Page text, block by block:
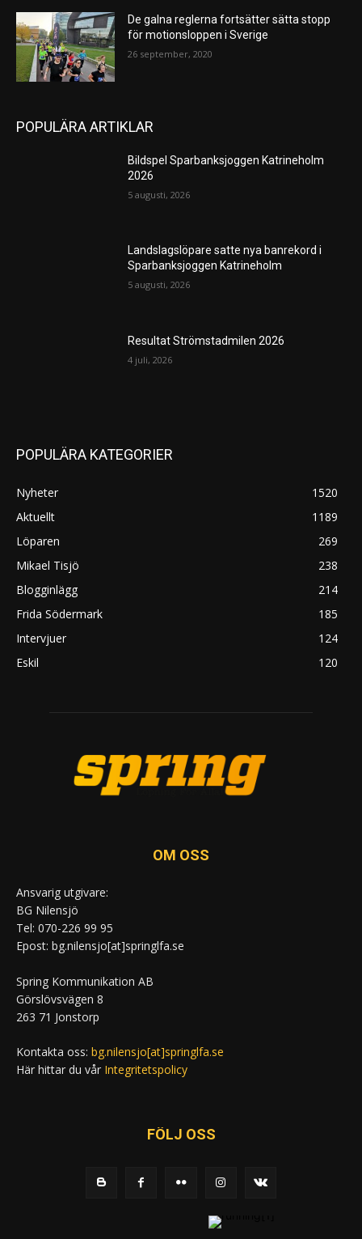
De galna reglerna fortsätter sätta stopp
för motionsloppen i Sverige
26 september, 2020
POPULÄRA ARTIKLAR
Bildspel Sparbanksjoggen Katrineholm
2026
5 augusti, 2026
Landslagslöpare satte nya banrekord i
Sparbanksjoggen Katrineholm
5 augusti, 2026
Resultat Strömstadmilen 2026
4 juli, 2026
POPULÄRA KATEGORIER
Nyheter
1520
Aktuellt
1189
Löparen
269
Mikael Tisjö
238
Blogginlägg
214
Frida Södermark
185
Intervjuer
124
Eskil
120
OM OSS
Ansvarig utgivare:
BG Nilensjö
Tel: 070-226 99 95
Epost: bg.nilensjo[at]springlfa.se
Spring Kommunikation AB
Görslövsvägen 8
263 71 Jonstorp
Kontakta oss: bg.nilensjo[at]springlfa.se
Här hittar du vår Integritetspolicy
FÖLJ OSS